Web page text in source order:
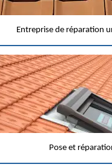
Entreprise de réparation
Pose et